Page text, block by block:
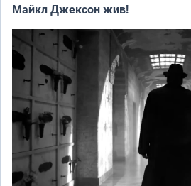
Майкл Джексон жив!